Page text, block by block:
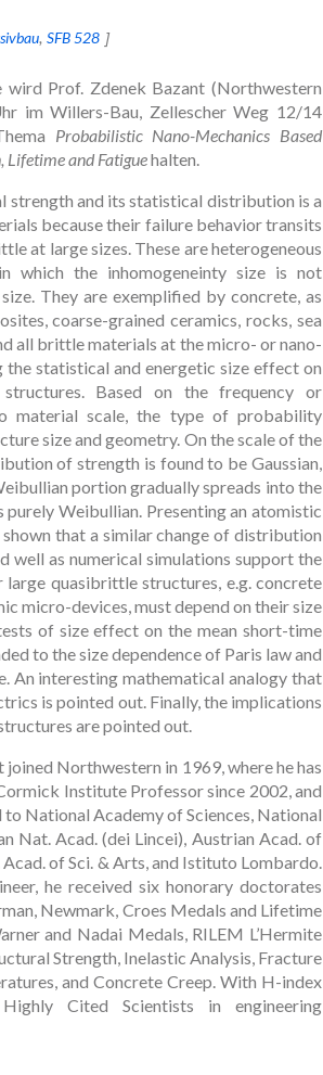
SFB 528
wird Prof. Zdenek Bazant (Northwestern
im Willers-Bau, Zellescher Weg 12/14
Probabilistic Nano-Mechanics Based
and Fatiguehalten.
strength and its statistical distribution is a
because their failure behavior transits
at large sizes. These are heterogeneous
which the inhomogeneinty size is not
They are exemplified by concrete, as
coarse-grained ceramics, rocks, sea
all brittle materials at the micro- or nano-
statistical and energetic size effect on
Based on the frequency or
material scale, the type of probability
size and geometry. On the scale of the
of strength is found to be Gaussian,
portion gradually spreads into the
Weibullian. Presenting an atomistic
that a similar change of distribution
well as numerical simulations support the
quasibrittle structures, e.g. concrete
micro-devices, must depend on their size
of size effect on the mean short-time
to the size dependence of Paris law and
An interesting mathematical analogy that
is pointed out. Finally, the implications
are pointed out.
joined Northwestern in 1969, where he has
Institute Professor since 2002, and
National Academy of Sciences, National
Nat. Acad. (dei Lincei), Austrian Acad. of
Acad. of Sci. & Arts, and Istituto Lombardo.
he received six honorary doctorates
Newmark, Croes Medals and Lifetime
and Nadai Medals, RILEM L’Hermite
Strength, Inelastic Analysis, Fracture
and Concrete Creep. With H-index
Cited Scientists in engineering